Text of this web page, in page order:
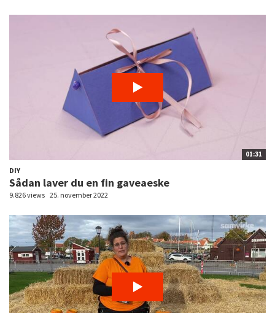
01:31
DIY
Sådan laver du en fin gaveaeske
9.826 views 25. november 2022